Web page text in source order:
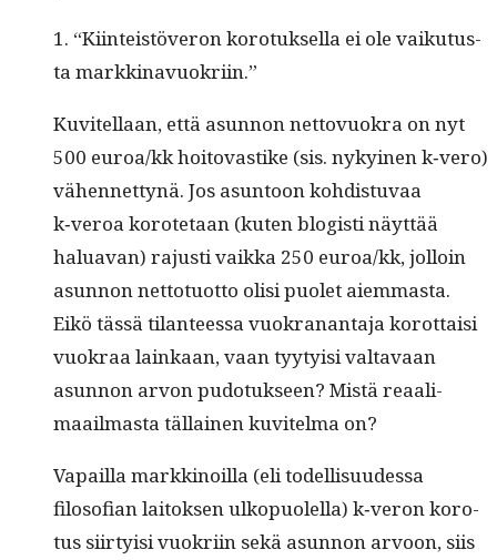
1. “Kiin­teistöveron koro­tuk­sel­la ei ole vaiku­tus­
ta markkinavuokriin.”
Kuvitel­laan, että asun­non net­tovuokra on nyt
500 euroa/kk hoito­vastike (sis. nykyi­nen k‑vero)
vähen­net­tynä. Jos asun­toon kohdis­tu­vaa
k‑veroa korote­taan (kuten blo­gisti näyt­tää
halu­a­van) rajusti vaik­ka 250 euroa/kk, jol­loin
asun­non net­to­tuot­to olisi puo­let aiem­mas­ta.
Eikö tässä tilanteessa vuokranan­ta­ja korot­taisi
vuokraa lainkaan, vaan tyy­ty­isi val­tavaan
asun­non arvon pudo­tuk­seen? Mis­tä reaal­i­
maail­mas­ta täl­lainen kuvitel­ma on?
Vapail­la markki­noil­la (eli todel­lisu­udessa
filosofi­an laitok­sen ulkop­uolel­la) k‑veron koro­
tus siir­ty­isi vuokri­in sekä asun­non arvoon, siis